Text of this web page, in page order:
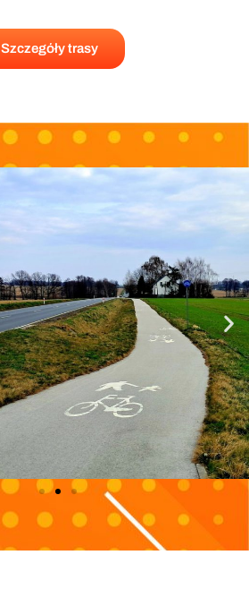
Szczegóły trasy